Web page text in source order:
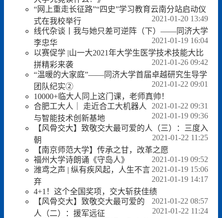
“网上重走长征路”“四史”学习教育云南分站启动仪
式在我校举行
2021-01-20 13:49
线代杂谈丨我与她只差可逆阵（下）——同济大学
李忠华
2021-01-19 16:04
以赛促学 |山一大2021年大学生医学技术技能大比
拼精彩来袭
2021-01-26 09:42
“温暖的大家庭”——同济大学首届卓越研究生导学
团队纪实②
2021-01-22 09:01
10000+临大人同上这门课，老师真帅！
2021-01-22 09:31
合肥工大人｜ 走近合工大机器人
与智能技术创新基地
2021-01-19 09:36
【风骨交大】致敬交大最可爱的人（三）：三度入
朝
2021-01-22 11:25
【南京师范大学】传承之甘，改革之愿
2021-01-19 09:52
福州大学诗朗诵《守岛人》
2021-01-19 15:06
潍鸢之声 | 纵有疾风起，人生不言
弃
2021-01-19 14:17
4+1！这个全国奖项，交大斩获佳绩
2021-01-22 08:57
【风骨交大】致敬交大最可爱的
人（二）：援军远征
2021-01-22 11:24